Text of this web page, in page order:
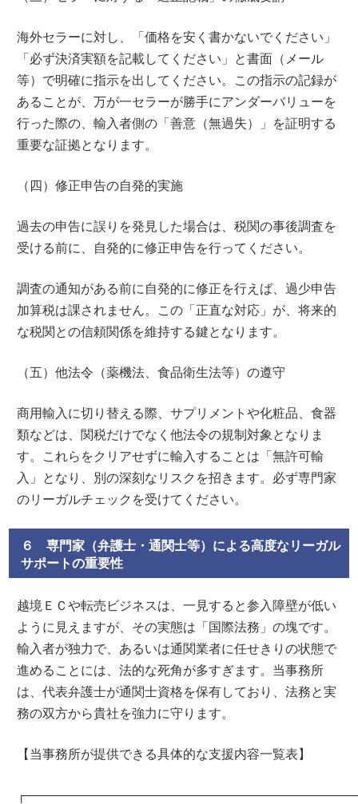
海外セラーに対し、「価格を安く書かないでください」
「必ず決済実額を記載してください」と書面（メール
等）で明確に指示を出してください。この指示の記録が
あることが、万が一セラーが勝手にアンダーバリューを
行った際の、輸入者側の「善意（無過失）」を証明する
重要な証拠となります。
（四）修正申告の自発的実施
過去の申告に誤りを発見した場合は、税関の事後調査を
受ける前に、自発的に修正申告を行ってください。
調査の通知がある前に自発的に修正を行えば、過少申告
加算税は課されません。この「正直な対応」が、将来的
な税関との信頼関係を維持する鍵となります。
（五）他法令（薬機法、食品衛生法等）の遵守
商用輸入に切り替える際、サプリメントや化粧品、食器
類などは、関税だけでなく他法令の規制対象となりま
す。これらをクリアせずに輸入することは「無許可輸
入」となり、別の深刻なリスクを招きます。必ず専門家
のリーガルチェックを受けてください。
６ 専門家（弁護士・通関士等）による高度なリーガル
サポートの重要性
越境ＥＣや転売ビジネスは、一見すると参入障壁が低い
ように見えますが、その実態は「国際法務」の塊です。
輸入者が独力で、あるいは通関業者に任せきりの状態で
進めることには、法的な死角が多すぎます。当事務所
は、代表弁護士が通関士資格を保有しており、法務と実
務の双方から貴社を強力に守ります。
【当事務所が提供できる具体的な支援内容一覧表】